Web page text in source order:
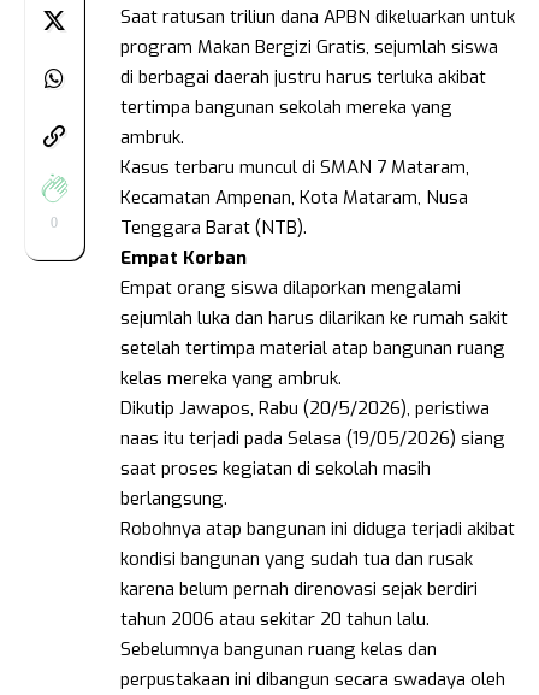
0
Saat ratusan triliun dana APBN dikeluarkan untuk
program Makan Bergizi Gratis, sejumlah siswa
di berbagai daerah justru harus terluka akibat
tertimpa bangunan sekolah mereka yang
ambruk.
Kasus terbaru muncul di SMAN 7 Mataram,
Kecamatan Ampenan, Kota Mataram, Nusa
Tenggara Barat (NTB).
Empat Korban
Empat orang siswa dilaporkan mengalami
sejumlah luka dan harus dilarikan ke rumah sakit
setelah tertimpa material atap bangunan ruang
kelas mereka yang ambruk.
Dikutip Jawapos, Rabu (20/5/2026), peristiwa
naas itu terjadi pada Selasa (19/05/2026) siang
saat proses kegiatan di sekolah masih
berlangsung.
Robohnya atap bangunan ini diduga terjadi akibat
kondisi bangunan yang sudah tua dan rusak
karena belum pernah direnovasi sejak berdiri
tahun 2006 atau sekitar 20 tahun lalu.
Sebelumnya bangunan ruang kelas dan
perpustakaan ini dibangun secara swadaya oleh